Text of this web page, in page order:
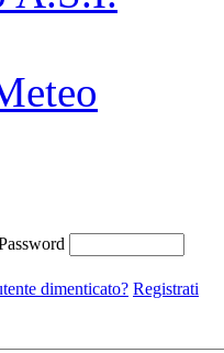
dimenticato? Registrati